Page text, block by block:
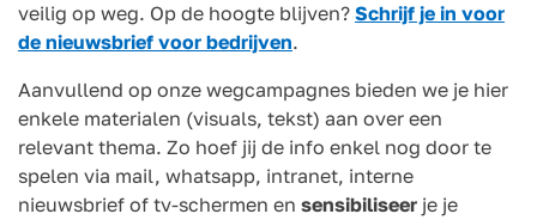
veilig op weg. Op de hoogte blijven? Schrijf je in voor
de nieuwsbrief voor bedrijven.
Aanvullend op onze wegcampagnes bieden we je hier
enkele materialen (visuals, tekst) aan over een
relevant thema. Zo hoef jij de info enkel nog door te
spelen via mail, whatsapp, intranet, interne
nieuwsbrief of tv-schermen en sensibiliseer je je